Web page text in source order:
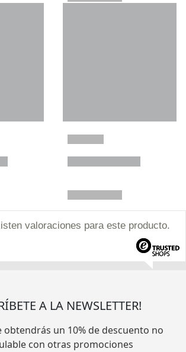
valoraciones para este producto.
A LA NEWSLETTER!
obtendrás un 10% de descuento no
con otras promociones